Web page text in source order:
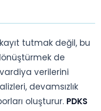
tutmak değil, bu
de
verilerini
devamsızlık
oluşturur. PDKS